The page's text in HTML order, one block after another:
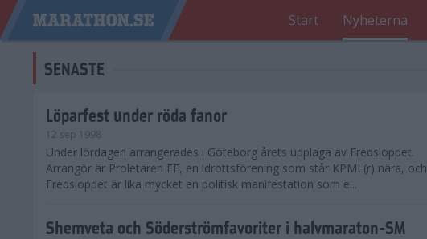
Start Nyheterna
SENASTE
Löparfest under röda fanor
12 sep 1998
Under lördagen arrangerades i Göteborg årets upplaga av Fredsloppet.
Arrangör är Proletären FF, en idrottsförening som står KPML(r) nära, och
Fredsloppet är lika mycket en politisk manifestation som e...
Shemveta och Söderströmfavoriter i halvmaraton-SM